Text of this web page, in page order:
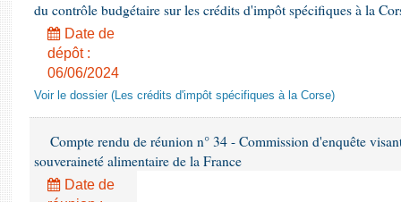
du contrôle budgétaire sur les crédits d'impôt spécifiques à la
Date de
dépôt :
06/06/2024
Voir le dossier (Les crédits d'impôt spécifiques à la Corse)
Compte rendu de réunion n° 34 - Commission d'enquête
souveraineté alimentaire de la France
Date de